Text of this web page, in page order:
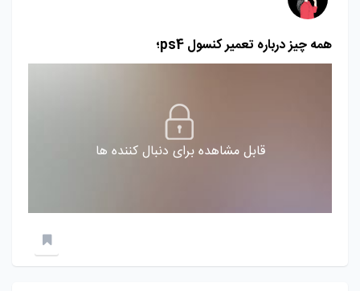
همه چیز درباره تعمیر کنسول ps4؛
قابل مشاهده برای دنبال کننده ها